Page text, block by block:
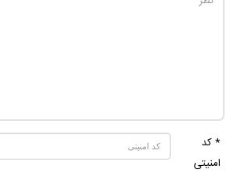
* کد
امنیتی